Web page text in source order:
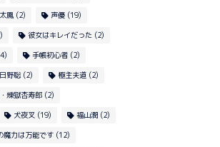
鳳(2) 声優(19)
彼女はキレイだった (2)
手帳初心者(2)
日野聡(2) 極主夫道(2)
煉獄杏寿郎(2)
犬夜叉(19) 福山潤(2)
魔力は万能です(12)